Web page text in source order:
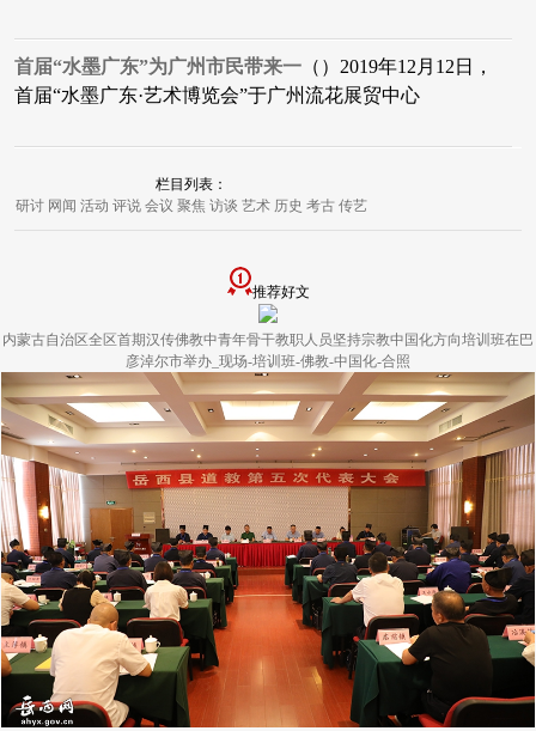
首届“水墨广东”为广州市民带来一 （）2019年12月12日，
首届“水墨广东·艺术博览会”于广州流花展贸中心
栏目列表：
研讨 网闻 活动 评说 会议 聚焦 访谈 艺术 历史 考古 传艺
推荐好文
内蒙古自治区全区首期汉传佛教中青年骨干教职人员坚持宗教中国化方向培训班在巴
彦淖尔市举办_现场-培训班-佛教-中国化-合照